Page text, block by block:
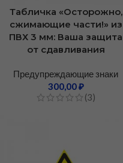
Табличка «Осторожно,
сжимающие части!» из
ПВХ 3 мм: Ваша защита
от сдавливания
Предупреждающие знаки
300,00₽
(3)